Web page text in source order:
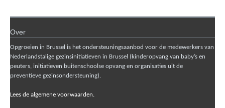
Over
Opgroeien in Brussel is het ondersteuningsaanbod voor de medewerkers van
Nederlandstalige gezinsinitiatieven in Brussel (kinderopvang van baby’s en
peuters, initiatieven buitenschoolse opvang en organisaties uit de
preventieve gezinsondersteuning).
Lees de algemene voorwaarden.